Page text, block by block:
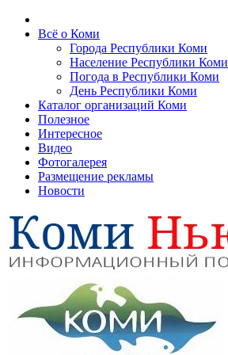
Всё о Коми
Города Республики Коми
Население Республики Коми
Погода в Республики Коми
День Республики Коми
Каталог организаций Коми
Полезное
Интересное
Видео
Фотогалерея
Размещение рекламы
Новости